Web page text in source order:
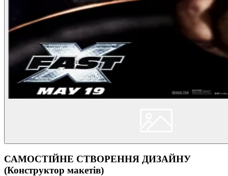
САМОСТІЙНЕ СТВОРЕННЯ ДИЗАЙНУ
(Конструктор макетів)